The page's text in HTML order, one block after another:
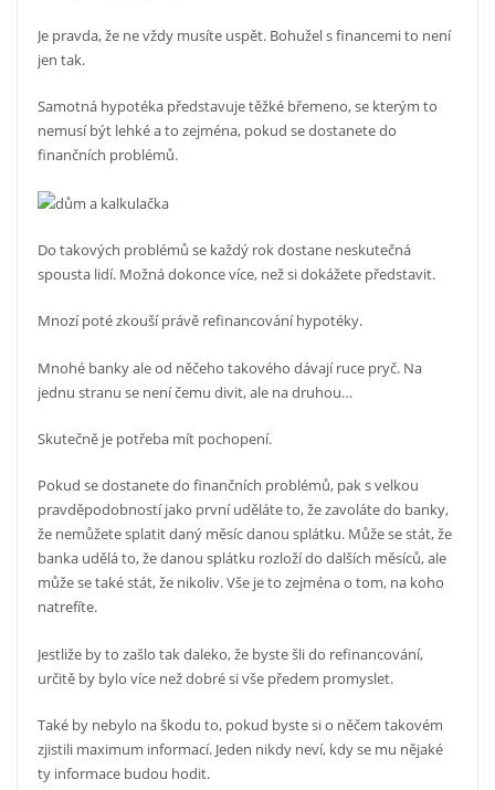
Je pravda, že ne vždy musíte uspět. Bohužel s financemi to není
jen tak.
Samotná hypotéka představuje těžké břemeno, se kterým to
nemusí být lehké a to zejména, pokud se dostanete do
finančních problémů.
Do takových problémů se každý rok dostane neskutečná
spousta lidí. Možná dokonce více, než si dokážete představit.
Mnozí poté zkouší právě refinancování hypotéky.
Mnohé banky ale od něčeho takového dávají ruce pryč. Na
jednu stranu se není čemu divit, ale na druhou…
Skutečně je potřeba mít pochopení.
Pokud se dostanete do finančních problémů, pak s velkou
pravděpodobností jako první uděláte to, že zavoláte do banky,
že nemůžete splatit daný měsíc danou splátku. Může se stát, že
banka udělá to, že danou splátku rozloží do dalších měsíců, ale
může se také stát, že nikoliv. Vše je to zejména o tom, na koho
natrefíte.
Jestliže by to zašlo tak daleko, že byste šli do refinancování,
určitě by bylo více než dobré si vše předem promyslet.
Také by nebylo na škodu to, pokud byste si o něčem takovém
zjistili maximum informací. Jeden nikdy neví, kdy se mu nějaké
ty informace budou hodit.